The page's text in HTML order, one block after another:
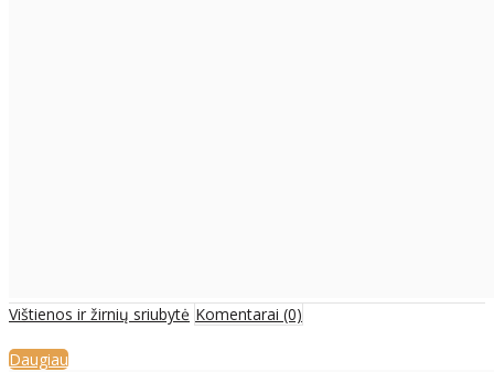
Vištienos ir žirnių sriubytė Komentarai (0)
Daugiau